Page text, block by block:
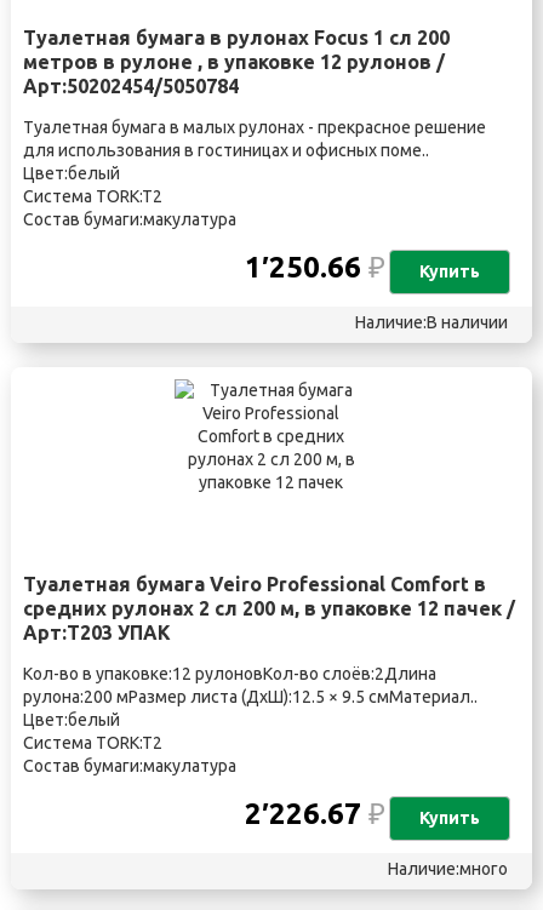
Туалетная бумага в рулонах Focus 1 сл 200
метров в рулоне , в упаковке 12 рулонов /
Арт:50202454/5050784
Туалетная бумага в малых рулонах - прекрасное решение
для использования в гостиницах и офисных поме..
Цвет:белый
Система TORK:T2
Состав бумаги:макулатура
1′250.66₽ Купить
Наличие:В наличии
Туалетная бумага Veiro Professional Comfort в
средних рулонах 2 сл 200 м, в упаковке 12 пачек /
Арт:Т203 УПАК
Кол-во в упаковке:12 рулоновКол-во слоёв:2Длина
рулона:200 мРазмер листа (ДхШ):12.5 × 9.5 смМатериал..
Цвет:белый
Система TORK:T2
Состав бумаги:макулатура
2′226.67₽ Купить
Наличие:много